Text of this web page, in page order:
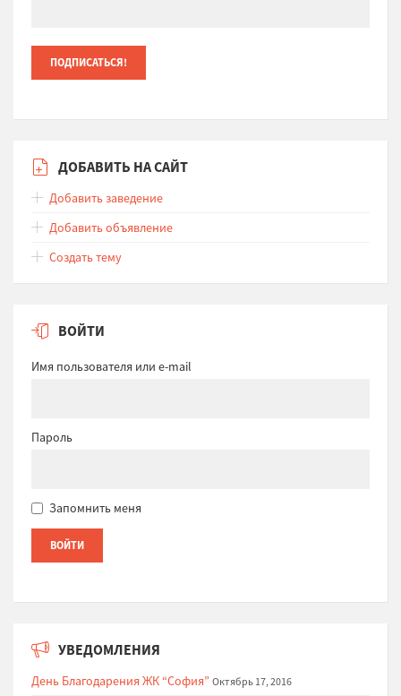
ДОБАВИТЬ НА САЙТ
Добавить заведение
Добавить объявление
Создать тему
ВОЙТИ
Имя пользователя или e-mail
Пароль
Запомнить меня
УВЕДОМЛЕНИЯ
День Благодарения ЖК “София” Октябрь 17, 2016